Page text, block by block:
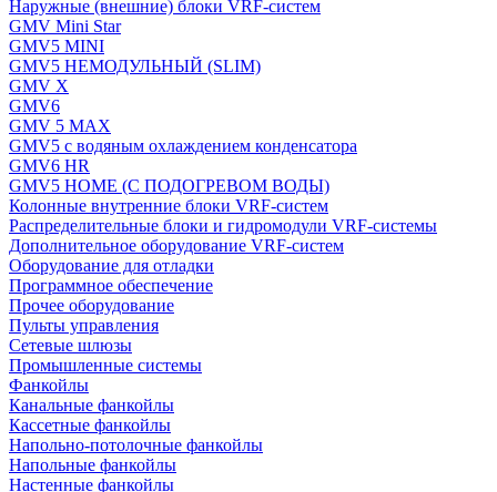
Наружные (внешние) блоки VRF-систем
GMV Mini Star
GMV5 MINI
GMV5 НЕМОДУЛЬНЫЙ (SLIM)
GMV X
GMV6
GMV 5 MAX
GMV5 с водяным охлаждением конденсатора
GMV6 HR
GMV5 HOME (С ПОДОГРЕВОМ ВОДЫ)
Колонные внутренние блоки VRF-систем
Распределительные блоки и гидромодули VRF-системы
Дополнительное оборудование VRF-систем
Оборудование для отладки
Программное обеспечение
Прочее оборудование
Пульты управления
Сетевые шлюзы
Промышленные системы
Фанкойлы
Канальные фанкойлы
Кассетные фанкойлы
Напольно-потолочные фанкойлы
Напольные фанкойлы
Настенные фанкойлы